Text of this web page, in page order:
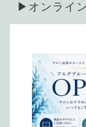
▶︎オンライ